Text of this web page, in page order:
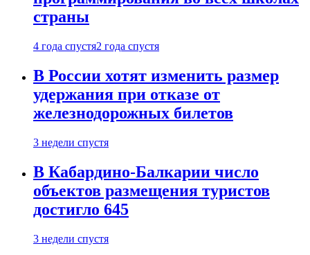
страны
4 года спустя2 года спустя
В России хотят изменить размер
удержания при отказе от
железнодорожных билетов
3 недели спустя
В Кабардино-Балкарии число
объектов размещения туристов
достигло 645
3 недели спустя